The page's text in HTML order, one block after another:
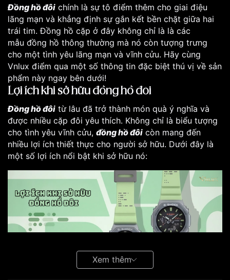
Đồng hồ đôi chính là sự tô điểm thêm cho giai điệu
lãng mạn và khẳng định sự gắn kết bền chặt giữa hai
trái tim. Đồng hồ cặp ở đây không chỉ là là các
mẫu đồng hồ thông thường mà nó còn tượng trưng
cho một tình yêu lãng mạn và vĩnh cửu. Hãy cùng
Vnlux điểm qua một số thông tin đặc biệt thú vị về sản
phẩm này ngay bên dưới!
Lợi ích khi sở hữu đồng hồ đôi
Đồng hồ đôi từ lâu đã trở thành món quà ý nghĩa và
được nhiều cặp đôi yêu thích. Không chỉ là biểu tượng
cho tình yêu vĩnh cửu, đồng hồ đôi còn mang đến
nhiều lợi ích thiết thực cho người sở hữu. Dưới đây là
một số lợi ích nổi bật khi sở hữu nó:
Xem thêm